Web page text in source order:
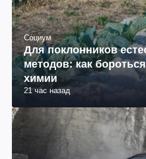
Социум
Для поклонников
методов: как
химии
21 час назад